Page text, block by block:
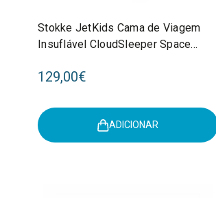
Stokke JetKids Cama de Viagem
Insuflável CloudSleeper Space
129,00€
ADICIONAR